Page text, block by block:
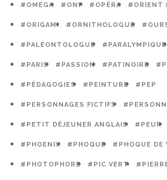
#OMEGA #ONF #OPÉRA #ORIENT
#ORIGAMI #ORNITHOLOGUE
#PALÉONTOLOGUE #PARALYMPIQUE
#PARIS #PASSION #PATINOIRE
#PÉDAGOGIES #PEINTURE #PEP
#PERSONNAGES FICTIFS
#PETIT DÉJEUNER ANGLAIS #PEUR
#PHOENIX #PHOQUE #PHOQUE DE
#PHOTOPHORE #PIC VERT